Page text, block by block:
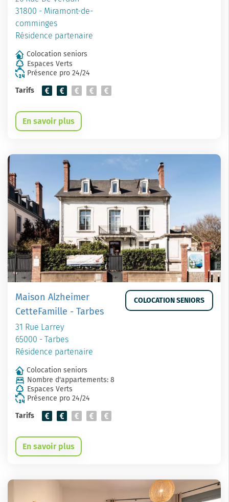
31800 - Miramont-de-
comminges
Résidence partenaire
Colocation seniors
Espaces Verts
Présence pro 24/24
Tarifs
En savoir plus
Maison Alzheimer
CetteFamille - Tarbes
31 Rue Larrey
65000 - Tarbes
Résidence partenaire
COLOCATION SENIORS
Colocation seniors
Nombre d'appartements: 8
Espaces Verts
Présence pro 24/24
Tarifs
En savoir plus